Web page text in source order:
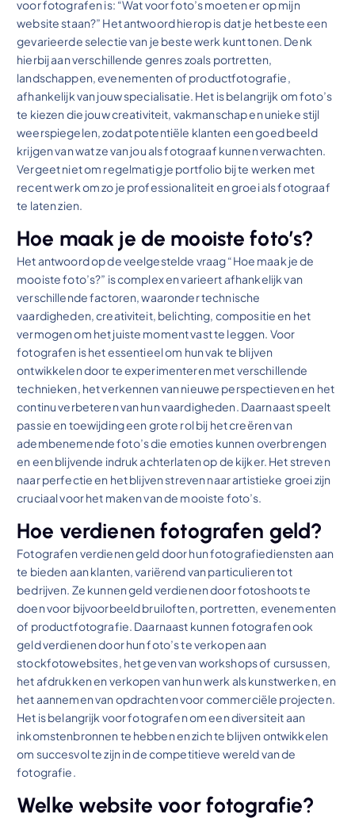
voor fotografen is: “Wat voor foto’s moeten er op mijn
website staan?” Het antwoord hierop is dat je het beste een
gevarieerde selectie van je beste werk kunt tonen. Denk
hierbij aan verschillende genres zoals portretten,
landschappen, evenementen of productfotografie,
afhankelijk van jouw specialisatie. Het is belangrijk om foto’s
te kiezen die jouw creativiteit, vakmanschap en unieke stijl
weerspiegelen, zodat potentiële klanten een goed beeld
krijgen van wat ze van jou als fotograaf kunnen verwachten.
Vergeet niet om regelmatig je portfolio bij te werken met
recent werk om zo je professionaliteit en groei als fotograaf
te laten zien.
Hoe maak je de mooiste foto’s?
Het antwoord op de veelgestelde vraag “Hoe maak je de
mooiste foto’s?” is complex en varieert afhankelijk van
verschillende factoren, waaronder technische
vaardigheden, creativiteit, belichting, compositie en het
vermogen om het juiste moment vast te leggen. Voor
fotografen is het essentieel om hun vak te blijven
ontwikkelen door te experimenteren met verschillende
technieken, het verkennen van nieuwe perspectieven en het
continu verbeteren van hun vaardigheden. Daarnaast speelt
passie en toewijding een grote rol bij het creëren van
adembenemende foto’s die emoties kunnen overbrengen
en een blijvende indruk achterlaten op de kijker. Het streven
naar perfectie en het blijven streven naar artistieke groei zijn
cruciaal voor het maken van de mooiste foto’s.
Hoe verdienen fotografen geld?
Fotografen verdienen geld door hun fotografiediensten aan
te bieden aan klanten, variërend van particulieren tot
bedrijven. Ze kunnen geld verdienen door fotoshoots te
doen voor bijvoorbeeld bruiloften, portretten, evenementen
of productfotografie. Daarnaast kunnen fotografen ook
geld verdienen door hun foto’s te verkopen aan
stockfotowebsites, het geven van workshops of cursussen,
het afdrukken en verkopen van hun werk als kunstwerken, en
het aannemen van opdrachten voor commerciële projecten.
Het is belangrijk voor fotografen om een diversiteit aan
inkomstenbronnen te hebben en zich te blijven ontwikkelen
om succesvol te zijn in de competitieve wereld van de
fotografie.
Welke website voor fotografie?